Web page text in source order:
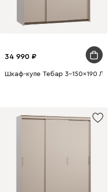
34 990
Шкаф-купе Тебар 3-150x190